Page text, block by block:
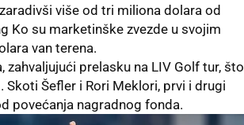
više od tri miliona dolara od
Ko su marketinške zvezde u svojim
van terena.
prelasku na LIV Golf tur, što
Šefler i Rori Meklori, prvi i drugi
povećanja nagradnog fonda.